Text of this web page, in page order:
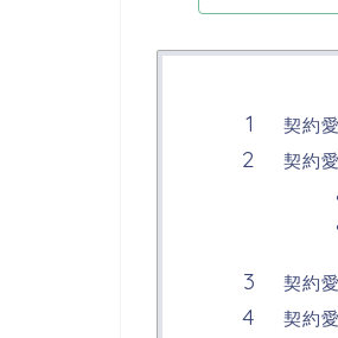
契約
契約
契約
契約